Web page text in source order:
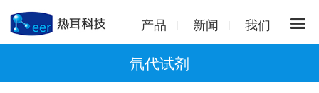
产品 新闻 我们
氘代试剂